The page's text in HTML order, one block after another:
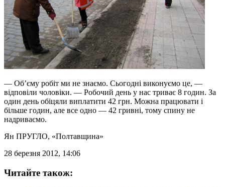
— Об’єму робіт ми не знаємо. Сьогодні виконуємо це, —
відповіли чоловіки. — Робочий день у нас триває 8 годин. За
один день обіцяли виплатити 42 грн. Можна працювати і
більше годин, але все одно — 42 гривні, тому спину не
надриваємо.
Ян ПРУГЛО, «Полтавщина»
28 березня 2012, 14:06
Читайте також: